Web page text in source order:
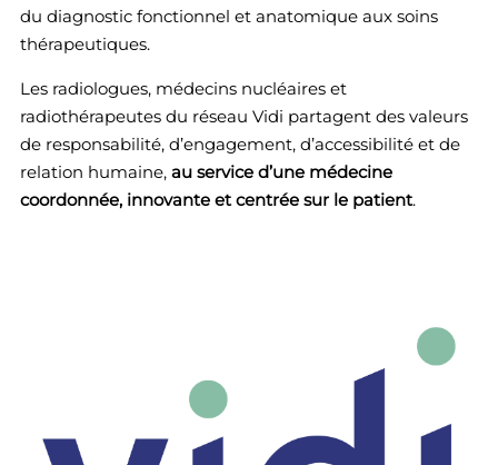
du diagnostic fonctionnel et anatomique aux soins
thérapeutiques.
Les radiologues, médecins nucléaires et
radiothérapeutes du réseau Vidi partagent des valeurs
de responsabilité, d’engagement, d’accessibilité et de
relation humaine, au service d’une médecine
coordonnée, innovante et centrée sur le patient.